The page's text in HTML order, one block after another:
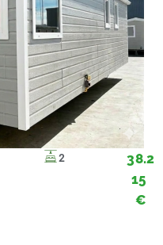
2
38.2
15
€